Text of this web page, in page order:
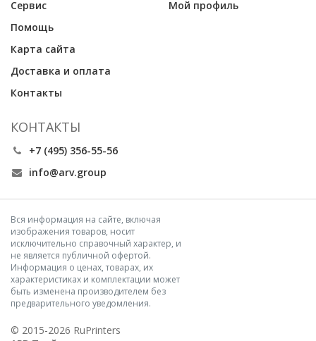
Сервис
Помощь
Карта сайта
Доставка и оплата
Контакты
Мой профиль
КОНТАКТЫ
+7 (495) 356-55-56
info@arv.group
Вся информация на сайте, включая
изображения товаров, носит
исключительно справочный характер, и
не является публичной офертой.
Информация о ценах, товарах, их
характеристиках и комплектации может
быть изменена производителем без
предварительного уведомления.
© 2015-2026 RuPrinters